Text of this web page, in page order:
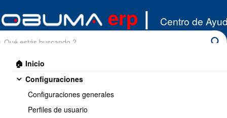
erp | Centro de
🏠 Inicio
Configuraciones
Configuraciones generales
Perfiles de usuario